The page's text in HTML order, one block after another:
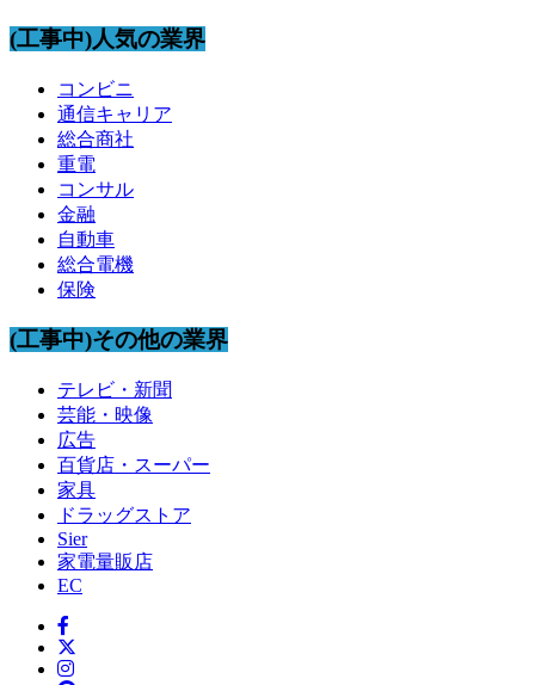
(工事中)人気の業界
コンビニ
通信キャリア
総合商社
重電
コンサル
金融
自動車
総合電機
保険
(工事中)その他の業界
テレビ・新聞
芸能・映像
広告
百貨店・スーパー
家具
ドラッグストア
Sier
家電量販店
EC